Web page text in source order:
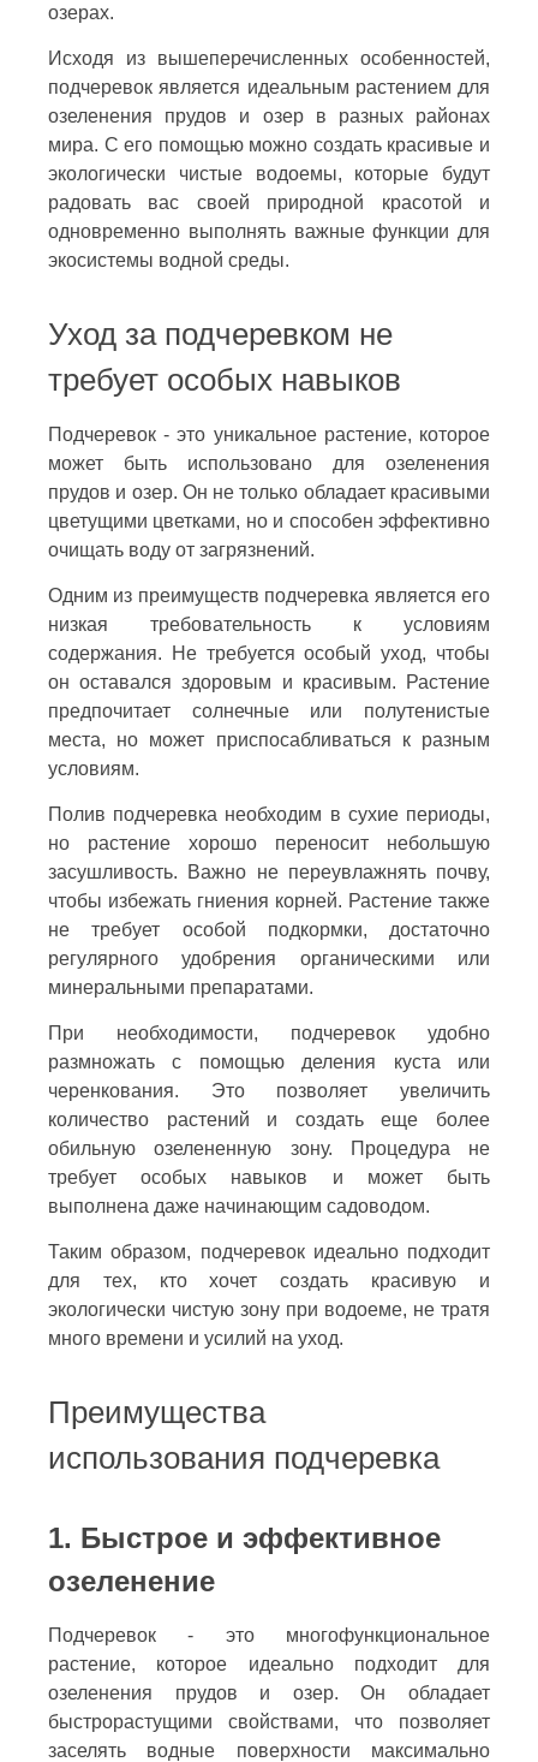
озерах.
Исходя из вышеперечисленных особенностей,
подчеревок является идеальным растением для
озеленения прудов и озер в разных районах
мира. С его помощью можно создать красивые и
экологически чистые водоемы, которые будут
радовать вас своей природной красотой и
одновременно выполнять важные функции для
экосистемы водной среды.
Уход за подчеревком не
требует особых навыков
Подчеревок - это уникальное растение, которое
может быть использовано для озеленения
прудов и озер. Он не только обладает красивыми
цветущими цветками, но и способен эффективно
очищать воду от загрязнений.
Одним из преимуществ подчеревка является его
низкая требовательность к условиям
содержания. Не требуется особый уход, чтобы
он оставался здоровым и красивым. Растение
предпочитает солнечные или полутенистые
места, но может приспосабливаться к разным
условиям.
Полив подчеревка необходим в сухие периоды,
но растение хорошо переносит небольшую
засушливость. Важно не переувлажнять почву,
чтобы избежать гниения корней. Растение также
не требует особой подкормки, достаточно
регулярного удобрения органическими или
минеральными препаратами.
При необходимости, подчеревок удобно
размножать с помощью деления куста или
черенкования. Это позволяет увеличить
количество растений и создать еще более
обильную озелененную зону. Процедура не
требует особых навыков и может быть
выполнена даже начинающим садоводом.
Таким образом, подчеревок идеально подходит
для тех, кто хочет создать красивую и
экологически чистую зону при водоеме, не тратя
много времени и усилий на уход.
Преимущества
использования подчеревка
1. Быстрое и эффективное
озеленение
Подчеревок - это многофункциональное
растение, которое идеально подходит для
озеленения прудов и озер. Он обладает
быстрорастущими свойствами, что позволяет
заселять водные поверхности максимально